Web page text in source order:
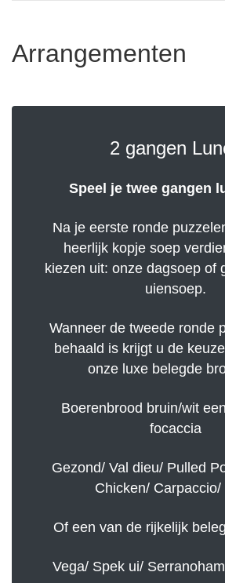
Arrangementen
2 gangen
Speel je twee gangen
Na je eerste ronde
heerlijk kopje soep
kiezen uit: onze dagsoep of
uiensoep.
Wanneer de tweede ronde
behaald is krijgt u de
onze luxe belegde
Boerenbrood bruin/wit
focaccia
Gezond/ Val dieu/ Pulled
Chicken/ Carpaccio/
Of een van de rijkelijk
Vega/ Spek ui/